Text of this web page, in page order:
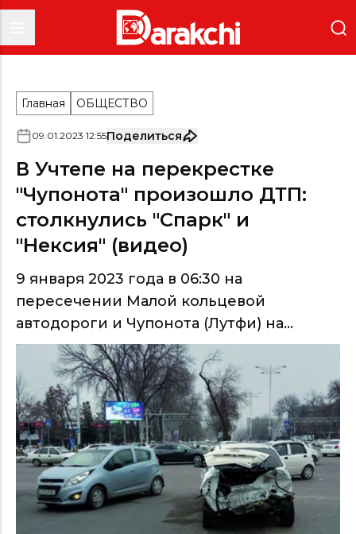
Главная ОБЩЕСТВО
09.01.2023 12:55Поделиться
В Учтепе на перекрестке
"Чупонота" произошло ДТП:
столкнулись "Спарк" и
"Нексия" (видео)
9 января 2023 года в 06:30 на
пересечении Малой кольцевой
автодороги и Чупонота (Лутфи) на...